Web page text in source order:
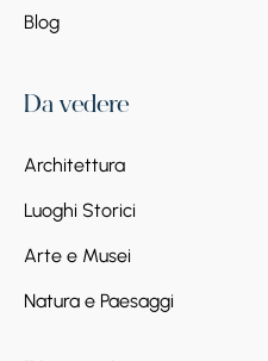
Blog
Da vedere
Architettura
Luoghi Storici
Arte e Musei
Natura e Paesaggi